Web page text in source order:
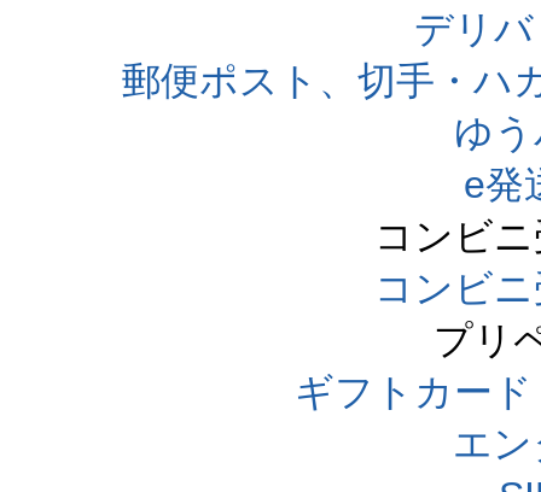
デリ
郵便ポスト、切手・ハ
ゆ
e発
コンビ
コンビ
プリ
ギフトカー
エ